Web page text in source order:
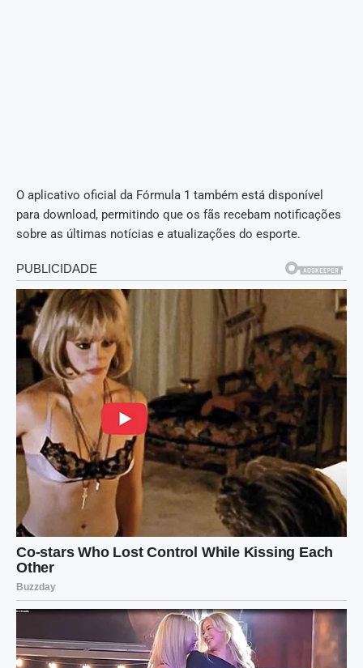
O aplicativo oficial da Fórmula 1 também está disponível
para download, permitindo que os fãs recebam notificações
sobre as últimas notícias e atualizações do esporte.